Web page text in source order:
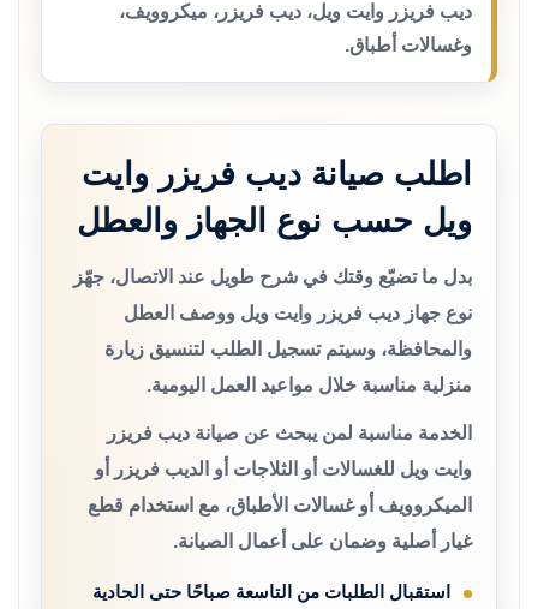
ديب فريزر وايت ويل، ديب فريزر، ميكروويف،
وغسالات أطباق.
اطلب صيانة ديب فريزر وايت
ويل حسب نوع الجهاز والعطل
بدل ما تضيّع وقتك في شرح طويل عند الاتصال، جهّز
نوع جهاز ديب فريزر وايت ويل ووصف العطل
والمحافظة، وسيتم تسجيل الطلب لتنسيق زيارة
منزلية مناسبة خلال مواعيد العمل اليومية.
الخدمة مناسبة لمن يبحث عن صيانة ديب فريزر
وايت ويل للغسالات أو الثلاجات أو الديب فريزر أو
الميكروويف أو غسالات الأطباق، مع استخدام قطع
غيار أصلية وضمان على أعمال الصيانة.
استقبال الطلبات من التاسعة صباحًا حتى الحادية